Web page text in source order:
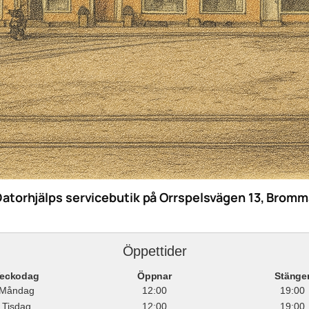
servicebutik på Orrspelsvägen 13,
Öppettider
Öppnar
12:00
19:00
Tisdag
12:00 19:00